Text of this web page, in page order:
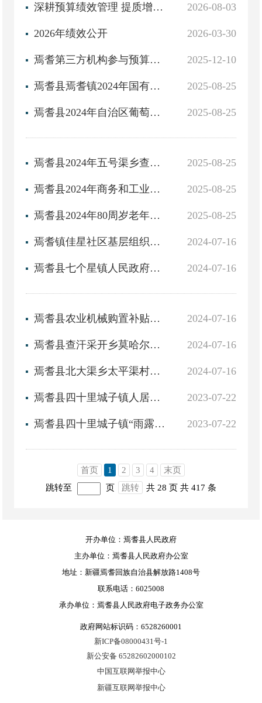
2026-08-03
深耕预算绩效管理 提质增效赋能发展
2026-03-30
2026年绩效公开
2025-12-10
焉耆第三方机构参与预算绩效管理执业质量考核评价结果
2025-08-25
焉耆县焉耆镇2024年国有企业退休人员社会化管理补助资金项目第三方绩效评价报告
2025-08-25
焉耆县2024年自治区葡萄酒产业发展专项资金项目第三方绩效评价报告
2025-08-25
焉耆县2024年五号渠乡查汗渠村鲈鱼养殖项目第三方绩效评价报告
2025-08-25
焉耆县2024年商务和工业信息化局整体支出第三方绩效评价报告
2025-08-25
焉耆县2024年80周岁老年人生活补助和免费体检补助资金项目第三方绩效评价报告
2024-07-16
焉耆镇佳星社区基层组织建设项目第三方绩效评价报告
2024-07-16
焉耆县七个星镇人民政府部门整体支出绩效第三方绩效评价报告
2024-07-16
焉耆县农业机械购置补贴项目第三方绩效评价报告
2024-07-16
焉耆县查汗采开乡莫哈尔苏木村农业机械设备采购项目第三方绩效评价报告
2024-07-16
焉耆县北大渠乡太平渠村人居环境整治项目第三方绩效评价报告
2023-07-22
焉耆县四十里城子镇人居环境整治项目第三方重点项目评估报告
2023-07-22
焉耆县四十里城子镇“雨露计划”教育补助第三方绩效评价报告
首页 1 2 3 4
末页
跳转至
页 跳转 共 28 页 共 417 条
开办单位：焉耆县人民政府
主办单位：焉耆县人民政府办公室
地址：新疆焉耆回族自治县解放路1408号
联系电话：6025008
承办单位：焉耆县人民政府电子政务办公室
政府网站标识码：6528260001
新ICP备08000431号-1
新公安备 65282602000102
中国互联网举报中心
新疆互联网举报中心